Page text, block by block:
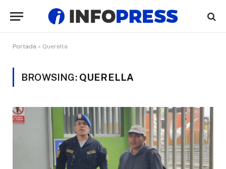
Portada » Querella
BROWSING: QUERELLA